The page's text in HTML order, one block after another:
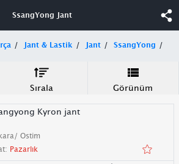
SsangYong Jant
Jant & Lastik Jant SsangYong
Sırala Görünüm
Kyron jant
Ostim
Pazarlık